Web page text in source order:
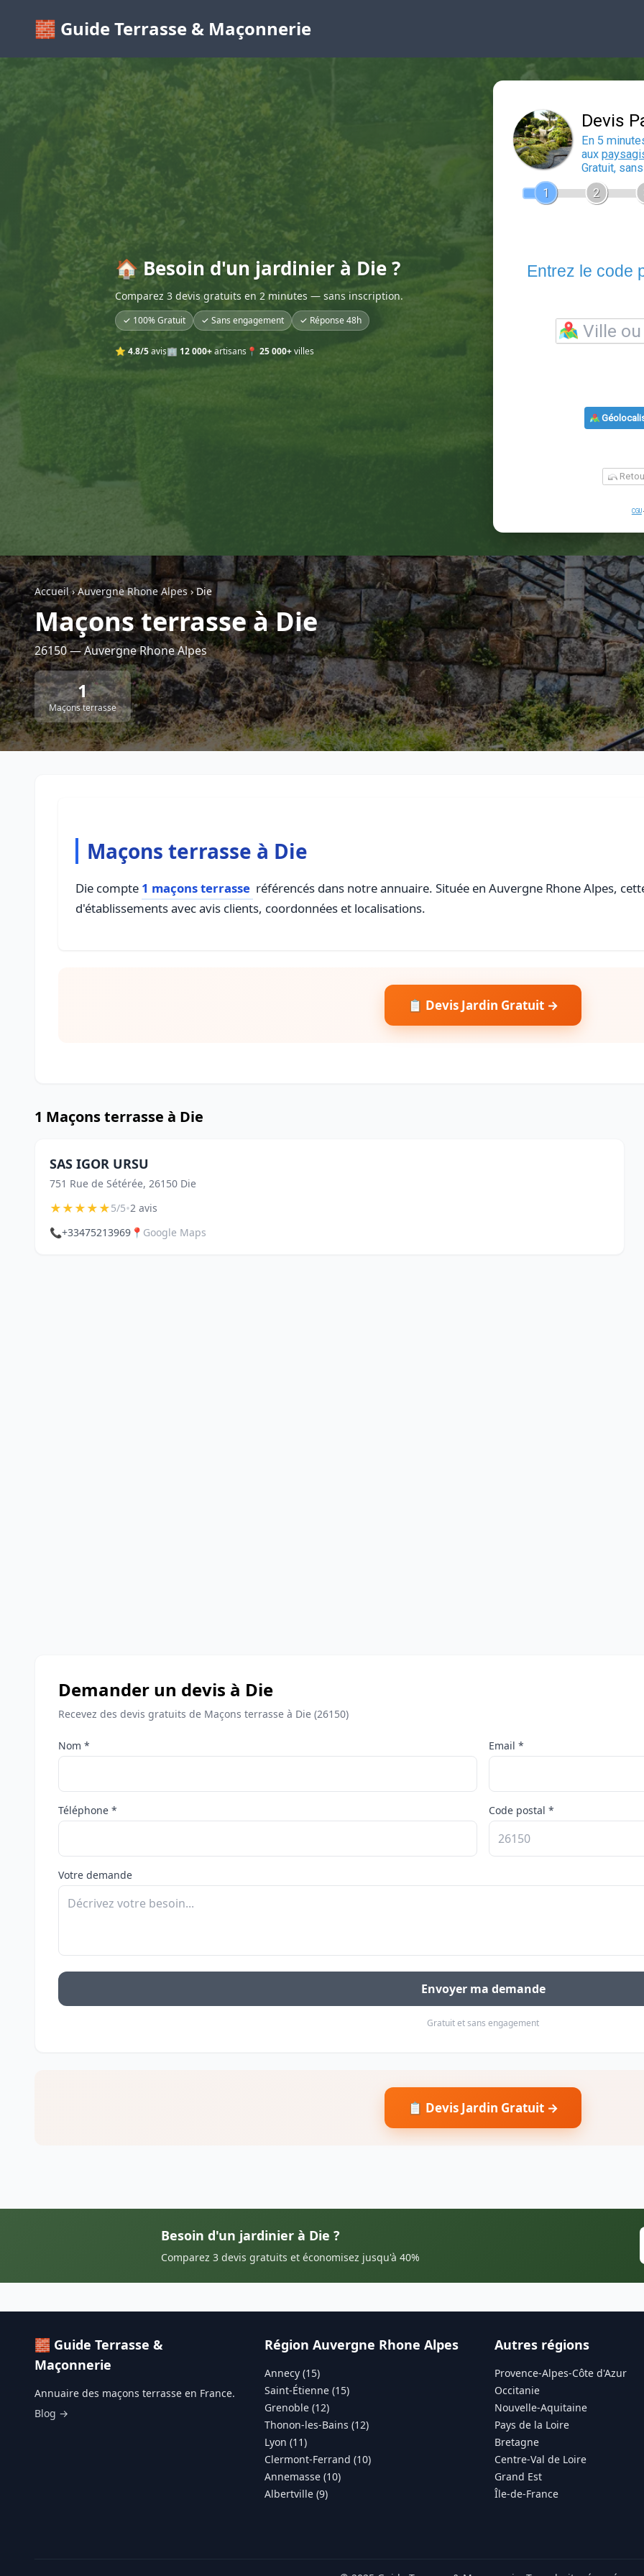
🧱 Guide Terrasse & Maçonnerie
🏠 Besoin d'un jardinier à Die ?
Comparez 3 devis gratuits en 2 minutes — sans inscription.
✓ 100% Gratuit ✓ Sans engagement ✓ Réponse 48h
⭐ 4.8/5avis🏢 12 000+artisans 📍 25 000+villes
Accueil›Auvergne Rhone Alpes ›Die
Maçons terrasse à Die
26150 — Auvergne Rhone Alpes
1
Maçons terrasse
Maçons terrasse à Die
Die compte 1 maçons terrasse référencés dans notre annuaire. Située en Auvergne Rhone Alpes,
d'établissements avec avis clients, coordonnées et localisations.
📋 Devis Jardin Gratuit →
1 Maçons terrasse à Die
SAS IGOR URSU
751 Rue de Sétérée, 26150 Die
★★★★★5/5•2 avis
📞+33475213969 📍 Google Maps
Demander un devis à Die
Recevez des devis gratuits de Maçons terrasse à Die (26150)
Nom * Email *
Téléphone * Code postal *
Votre demande
Envoyer ma demande
Gratuit et sans engagement
📋 Devis Jardin Gratuit →
Besoin d'un jardinier à Die ?
Comparez 3 devis gratuits et économisez jusqu'à 40%
🧱 Guide Terrasse &
Maçonnerie
Annuaire des maçons terrasse en France.
Blog →
Région Auvergne Rhone Alpes
Annecy (15)
Saint-Étienne (15)
Grenoble (12)
Thonon-les-Bains (12)
Lyon (11)
Clermont-Ferrand (10)
Annemasse (10)
Albertville (9)
Autres régions
Provence-Alpes-Côte d'Azur
Occitanie
Nouvelle-Aquitaine
Pays de la Loire
Bretagne
Centre-Val de Loire
Grand Est
Île-de-France